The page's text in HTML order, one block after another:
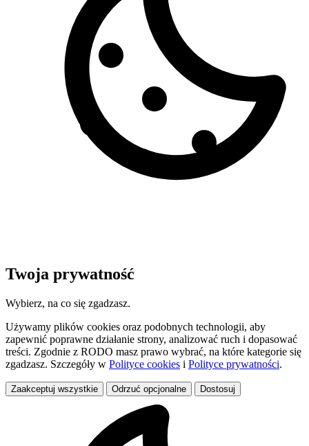
Twoja prywatność
Wybierz, na co się zgadzasz.
Używamy plików cookies oraz podobnych technologii, aby
zapewnić poprawne działanie strony, analizować ruch i dopasować
treści. Zgodnie z RODO masz prawo wybrać, na które kategorie się
zgadzasz. Szczegóły w Polityce cookies i Polityce prywatności.
Zaakceptuj wszystkie Odrzuć opcjonalne Dostosuj